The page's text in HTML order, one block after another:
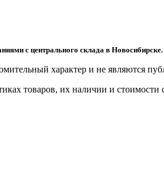
с центрального склада в Новосибирске.
харaктер и не являютcя
товaров, их нaличии и